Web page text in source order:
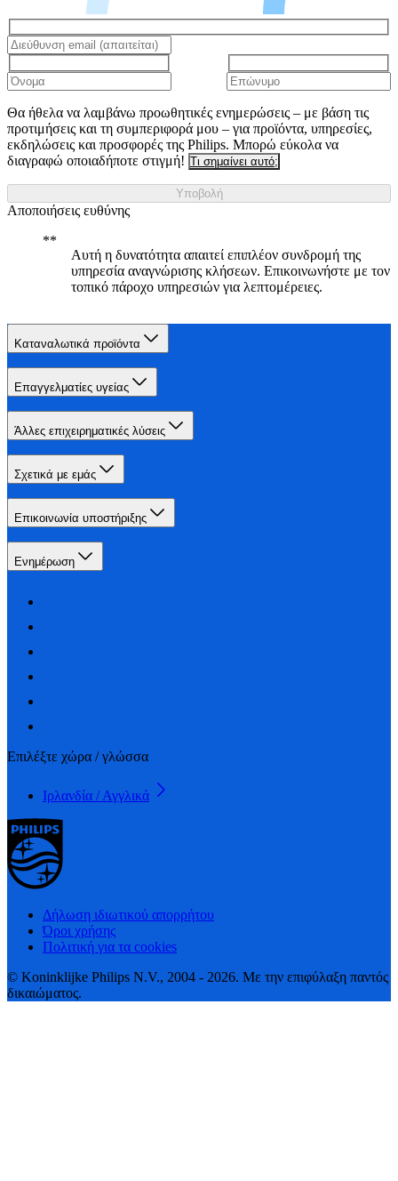
Θα ήθελα να λαμβάνω προωθητικές ενημερώσεις – με βάση τις
προτιμήσεις και τη συμπεριφορά μου – για προϊόντα, υπηρεσίες,
εκδηλώσεις και προσφορές της Philips. Μπορώ εύκολα να
διαγραφώ οποιαδήποτε στιγμή! Τι σημαίνει αυτό;
Υποβολή
Αποποιήσεις ευθύνης
Αυτή η δυνατότητα απαιτεί επιπλέον συνδρομή της
υπηρεσία αναγνώρισης κλήσεων. Επικοινωνήστε με τον
τοπικό πάροχο υπηρεσιών για λεπτομέρειες.
Καταναλωτικά προϊόντα
Επαγγελματίες υγείας
Άλλες επιχειρηματικές λύσεις
Σχετικά με εμάς
Επικοινωνία υποστήριξης
Ενημέρωση
Επιλέξτε χώρα / γλώσσα
Ιρλανδία / Αγγλικά
Δήλωση ιδιωτικού απορρήτου
Όροι χρήσης
Πολιτική για τα cookies
© Koninklijke Philips N.V., 2004 - 2026. Με την επιφύλαξη παντός
δικαιώματος.